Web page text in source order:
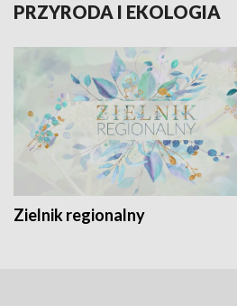
PRZYRODA I EKOLOGIA
Zielnik regionalny